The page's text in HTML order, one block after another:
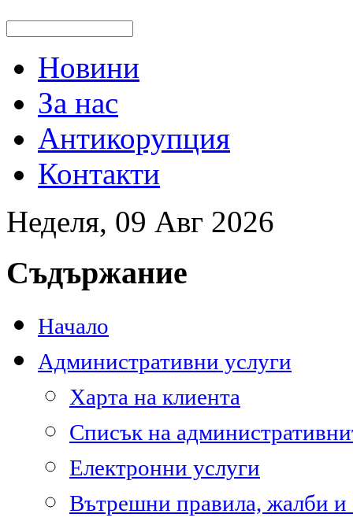
Новини
За нас
Антикорупция
Контакти
Неделя, 09 Авг 2026
Съдържание
Начало
Административни услуги
Харта на клиента
Списък на
Електронни услуги
Вътрешни правила, жалби и